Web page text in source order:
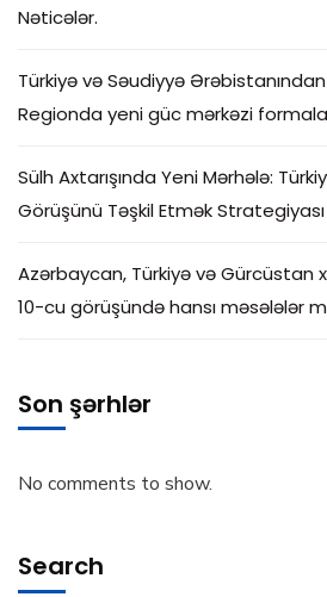
Nəticələr.
Türkiyə və Səudiyyə
Regionda yeni güc mərkəzi
Sülh Axtarışında Yeni Mərhələ:
Görüşünü Təşkil Etmək Strategiyası
Azərbaycan, Türkiyə və Gürcüstan
10-cu görüşündə hansı məsələlər
Son şərhlər
No comments to show.
Search